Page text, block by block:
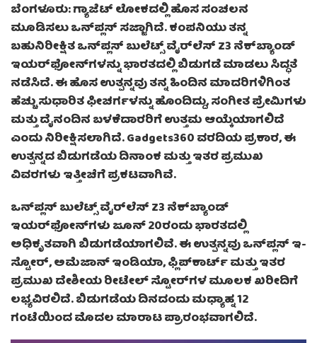
ಬೆಂಗಳೂರು: ಗ್ಯಾಜೆಟ್ ಲೋಕದಲ್ಲಿ ಹೊಸ ಸಂಚಲನ
ಮೂಡಿಸಲು ಒನ್‌ಪ್ಲಸ್ ಸಜ್ಜಾಗಿದೆ. ಕಂಪನಿಯು ತನ್ನ
ಬಹುನಿರೀಕ್ಷಿತ ಒನ್‌ಪ್ಲಸ್ ಬುಲೆಟ್ಸ್ ವೈರ್‌ಲೆಸ್ Z3 ನೆಕ್‌ಬ್ಯಾಂಡ್
ಇಯರ್‌ಫೋನ್‌ಗಳನ್ನು ಭಾರತದಲ್ಲಿ ಬಿಡುಗಡೆ ಮಾಡಲು ಸಿದ್ಧತೆ
ನಡೆಸಿದೆ. ಈ ಹೊಸ ಉತ್ಪನ್ನವು ತನ್ನ ಹಿಂದಿನ ಮಾದರಿಗಳಿಗಿಂತ
ಹೆಚ್ಚು ಸುಧಾರಿತ ಫೀಚರ್ಗಳನ್ನು ಹೊಂದಿದ್ದು, ಸಂಗೀತ ಪ್ರೇಮಿಗಳು
ಮತ್ತು ದೈನಂದಿನ ಬಳಕೆದಾರರಿಗೆ ಉತ್ತಮ ಆಯ್ಕೆಯಾಗಲಿದೆ
ಎಂದು ನಿರೀಕ್ಷಿಸಲಾಗಿದೆ. Gadgets360 ವರದಿಯ ಪ್ರಕಾರ, ಈ
ಉತ್ಪನ್ನದ ಬಿಡುಗಡೆಯ ದಿನಾಂಕ ಮತ್ತು ಇತರ ಪ್ರಮುಖ
ವಿವರಗಳು ಇತ್ತೀಚೆಗೆ ಪ್ರಕಟವಾಗಿವೆ.
ಒನ್‌ಪ್ಲಸ್ ಬುಲೆಟ್ಸ್ ವೈರ್‌ಲೆಸ್ Z3 ನೆಕ್‌ಬ್ಯಾಂಡ್
ಇಯರ್‌ಫೋನ್‌ಗಳು ಜೂನ್ 20ರಂದು ಭಾರತದಲ್ಲಿ
ಅಧಿಕೃತವಾಗಿ ಬಿಡುಗಡೆಯಾಗಲಿವೆ. ಈ ಉತ್ಪನ್ನವು ಒನ್‌ಪ್ಲಸ್ ಇ-
ಸ್ಟೋರ್, ಅಮೆಜಾನ್ ಇಂಡಿಯಾ, ಫ್ಲಿಪ್‌ಕಾರ್ಟ್ ಮತ್ತು ಇತರ
ಪ್ರಮುಖ ದೇಶೀಯ ರೀಟೇಲ್ ಸ್ಟೋರ್‌ಗಳ ಮೂಲಕ ಖರೀದಿಗೆ
ಲಭ್ಯವಿರಲಿದೆ. ಬಿಡುಗಡೆಯ ದಿನದಂದು ಮಧ್ಯಾಹ್ನ 12
ಗಂಟೆಯಿಂದ ಮೊದಲ ಮಾರಾಟ ಪ್ರಾರಂಭವಾಗಲಿದೆ.